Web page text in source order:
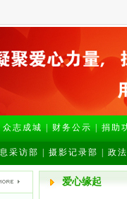
众志成城 财务公示 捐助
采访部 摄影记录部 政
爱心缘起